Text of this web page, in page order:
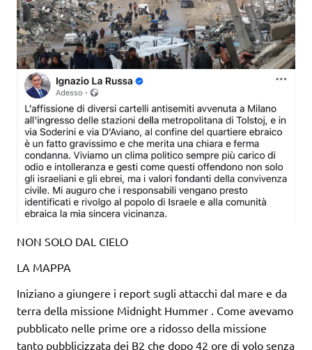
NON SOLO DAL CIELO
LA MAPPA
Iniziano a giungere i report sugli attacchi dal mare e da
terra della missione Midnight Hummer . Come avevamo
pubblicato nelle prime ore a ridosso della missione
tanto pubblicizzata dei B2 che dopo 42 ore di volo senza